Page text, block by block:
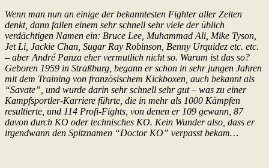
Wenn man nun an einige der bekanntesten Fighter aller Zeiten
denkt, dann fallen einem sehr schnell sehr viele der üblich
verdächtigen Namen ein: Bruce Lee, Muhammad Ali, Mike Tyson,
Jet Li, Jackie Chan, Sugar Ray Robinson, Benny Urquidez etc. etc.
– aber André Panza eher vermutlich nicht so. Warum ist das so?
Geboren 1959 in Straßburg, begann er schon in sehr jungen Jahren
mit dem Training von französischem Kickboxen, auch bekannt als
“Savate”, und wurde darin sehr schnell sehr gut – was zu einer
Kampfsportler-Karriere führte, die in mehr als 1000 Kämpfen
resultierte, und 114 Profi-Fights, von denen er 109 gewann, 87
davon durch KO oder technisches KO. Kein Wunder also, dass er
irgendwann den Spitznamen “Doctor KO” verpasst bekam…